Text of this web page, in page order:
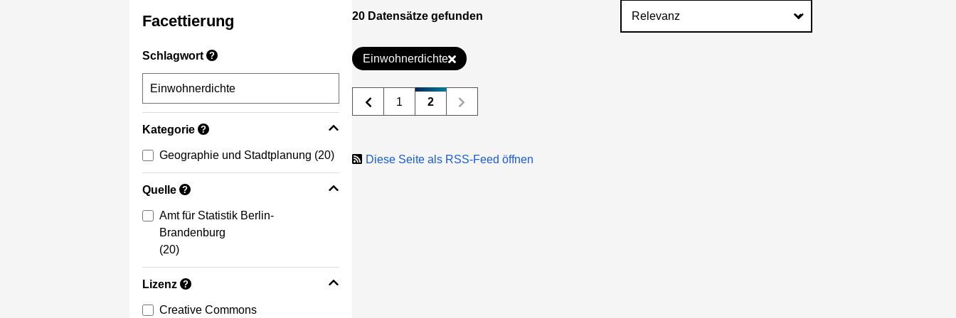
Facettierung
Schlagwort ?
Kategorie ?
Geographie und Stadtplanung (20)
Quelle ?
Amt für Statistik Berlin-
Brandenburg
(20)
Lizenz ?
Creative Commons
20 Datensätze gefunden
Einwohnerdichte
1 2
Diese Seite als RSS-Feed öffnen